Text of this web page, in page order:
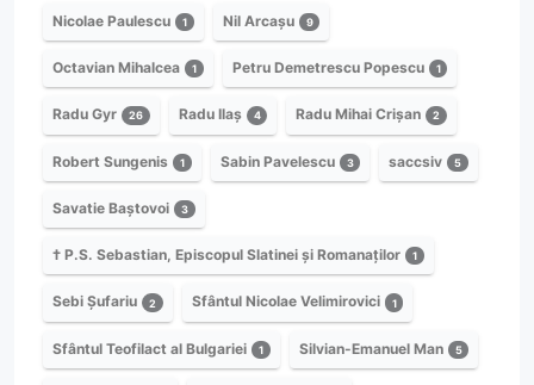
Nicolae Paulescu 1 Nil Arcașu 9
Octavian Mihalcea 1 Petru Demetrescu Popescu 1
Radu Gyr 26 Radu Ilaș 4 Radu Mihai Crișan 2
Robert Sungenis 1 Sabin Pavelescu 3 saccsiv 5
Savatie Baștovoi 3
† P.S. Sebastian, Episcopul Slatinei și Romanaților 1
Sebi Șufariu 2 Sfântul Nicolae Velimirovici 1
Sfântul Teofilact al Bulgariei 1 Silvian-Emanuel Man 5